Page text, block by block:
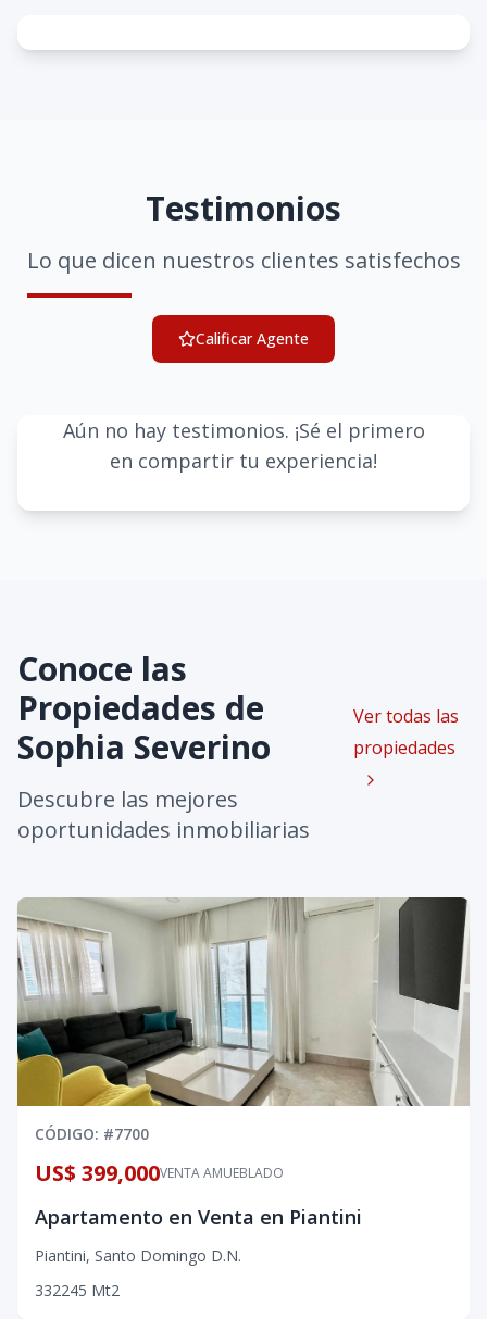
Testimonios
Lo que dicen nuestros clientes satisfechos
Calificar Agente
Aún no hay testimonios. ¡Sé el primero
en compartir tu experiencia!
Conoce las
Propiedades de
Sophia Severino
Descubre las mejores
oportunidades inmobiliarias
Ver todas las
propiedades
CÓDIGO: #7700
VENTA AMUEBLADO
US$ 399,000
Apartamento en Venta en Piantini
Piantini, Santo Domingo D.N.
332245 Mt2